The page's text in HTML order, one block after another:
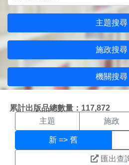
主題搜尋
施政搜尋
機關搜尋
累計出版品總數量：117,872
機關搜尋結果
主題 施政
新 => 舊
匯出查